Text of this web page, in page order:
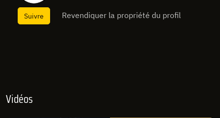
Suivre Revendiquer la propriété du profil
Vidéos